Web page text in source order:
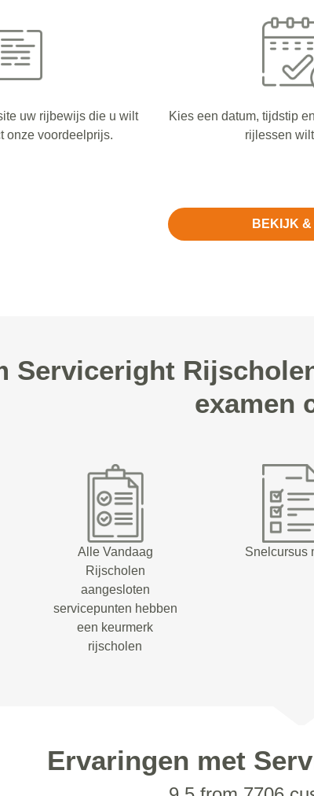
uw rijbewijs die u wilt
onze voordeelprijs.
Kies een datum, tijdstip
rijlessen
BEKIJK
Serviceright
examen
Alle Vandaag
Rijscholen
aangesloten
servicepunten hebben
een keurmerk
rijscholen
Snelcursus
Ervaringen met